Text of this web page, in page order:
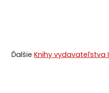
ĎalšieKnihy vydavateľstva